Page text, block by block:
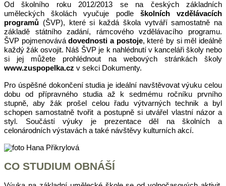
Od školního roku 2012/2013 se na českých základních
uměleckých školách vyučuje podle školních vzdělávacích
programů (ŠVP), které si každá škola vytváří samostatně na
základě státního zadání, rámcového vzdělávacího programu.
ŠVP pojmenovávádovednosti a postoje, které by si měl ideálně
každý žák osvojit. Náš ŠVP je k nahlédnutí v kanceláři školy nebo
si jej můžete prohlédnout na webových stránkách školy
www.zuspopelka.cz v sekci Dokumenty.
Pro úspěšné dokončení studia je ideální navštěvovat výuku celou
dobu od přípravného studia až k sedmému ročníku prvního
stupně, aby žák prošel celou řadu výtvarných technik a byl
schopen samostatně tvořit a postupně si utvářel vlastní názor a
styl. Součástí výuky je prezentace děl na školních a
celonárodních výstavách a také návštěvy kulturních akcí.
CO STUDIUM OBNÁŠÍ